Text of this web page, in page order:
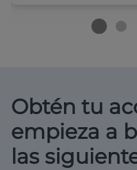
Obtén tu
empieza a
las